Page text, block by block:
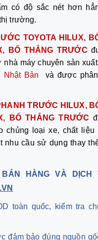
có độ sắc nét hơn
trường.
TOYOTA HILUX,
BỐ THẮNG TRƯỚC
nhà máy chuyên sản
Nhật Bản và được
TRƯỚC HILUX,
BỐ THẮNG TRƯỚC
chủng loại xe, chất liệu
nhu cầu sử dụng thay
BÁN HÀNG VÀ DỊCH
toàn quốc, kiểm tra
đảm bảo đúng nguồn